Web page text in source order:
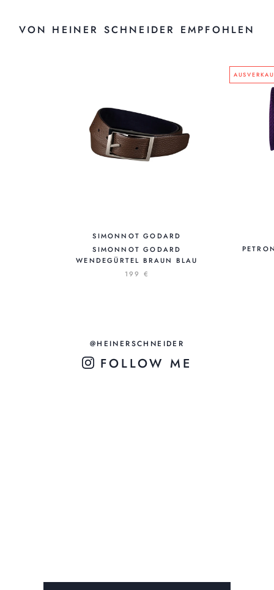
VON HEINER SCHNEIDER EMPFOHLEN
SIMONNOT GODARD
SIMONNOT GODARD
WENDEGÜRTEL BRAUN BLAU
199 €
@HEINERSCHNEIDER
FOLLOW ME